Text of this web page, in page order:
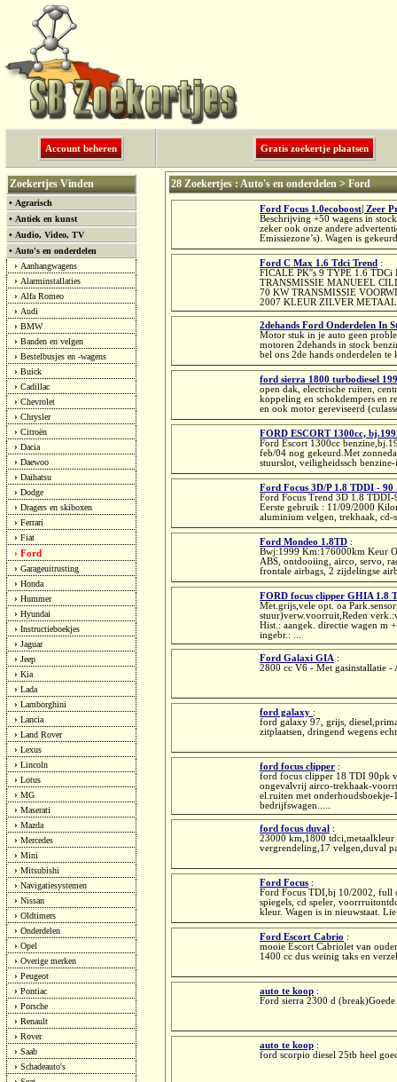
Account beheren Gratis zoekertje plaatsen
Zoekertjes Vinden
• Agrarisch
• Antiek en kunst
• Audio, Video, TV
• Auto's en onderdelen
› Aanhangwagens
› Alarminstallaties
› Alfa Romeo
› Audi
› BMW
› Banden en velgen
› Bestelbusjes en -wagens
› Buick
› Cadillac
› Chevrolet
› Chrysler
› Citroën
› Dacia
› Daewoo
› Daihatsu
› Dodge
› Dragers en skiboxen
› Ferrari
› Fiat
› Ford
› Garageuitrusting
› Honda
› Hummer
› Hyundai
› Instructieboekjes
› Jaguar
› Jeep
› Kia
› Lada
› Lamborghini
› Lancia
› Land Rover
› Lexus
› Lincoln
› Lotus
› MG
› Maserati
› Mazda
› Mercedes
› Mini
› Mitsubishi
› Navigatiesystemen
› Nissan
› Oldtimers
› Onderdelen
› Opel
› Overige merken
› Peugeot
› Pontiac
› Porsche
› Renault
› Rover
› Saab
› Schadeauto's
28 Zoekertjes : Auto's en onderdelen > Ford
Ford Focus 1.0ecoboost| Zeer
Beschrijving +50 wagens in
zeker ook onze andere
Emissiezone’s). Wagen is
Ford C Max 1.6 Tdci Trend :
FICALE PK''s 9 TYPE 1.6 TDCi
TRANSMISSIE MANUEEL
70 KW TRANSMISSIE
2007 KLEUR ZILVER
2dehands Ford Onderdelen In
Motor stuk in je auto geen
motoren 2dehands in stock
bel ons 2de hands onderdelen
ford sierra 1800 turbodiesel
open dak, electrische ruiten,
koppeling en schokdempers en
en ook motor gereviseerd
FORD ESCORT 1300cc,
Ford Escort 1300cc
feb/04 nog gekeurd.Met
stuurslot, veiligheidssch
Ford Focus 3D/P 1.8 TDDI - 90
Ford Focus Trend 3D 1.8
Eerste gebruik : 11/09/2000
aluminium velgen, trekhaak, cd-
Ford Mondeo 1.8TD :
Bwj:1999 Km:176000km Keur
ABS, ontdooiing, airco, servo,
frontale airbags, 2 zijdelingse
FORD focus clipper GHIA 1.8
Met.grijs,vele opt. oa
stuur)verw.voorruit,Reden
Hist.: aangek. directie wagen m
ingebr.: ...
Ford Galaxi GIA :
2800 cc V6 - Met gasinstallatie
ford galaxy :
ford galaxy 97, grijs,
zitplaatsen, dringend wegens
ford focus clipper :
ford focus clipper 18 TDI 90pk
ongevalvrij airco-trekhaak-
el.ruiten met onderhoudsboekje-
bedrijfswagen.....
ford focus duval :
23000 km,1800
vergrendeling,17 velgen,duval
Ford Focus :
Ford Focus TDI,bj 10/2002, full
spiegels, cd speler,
kleur. Wagen is in nieuwstaat.
Ford Escort Cabrio :
mooie Escort Cabriolet van
1400 cc dus weinig taks en
auto te koop :
Ford sierra 2300 d (break)Goede
auto te koop :
ford scorpio diesel 25tb heel